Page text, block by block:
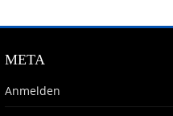
META
Anmelden